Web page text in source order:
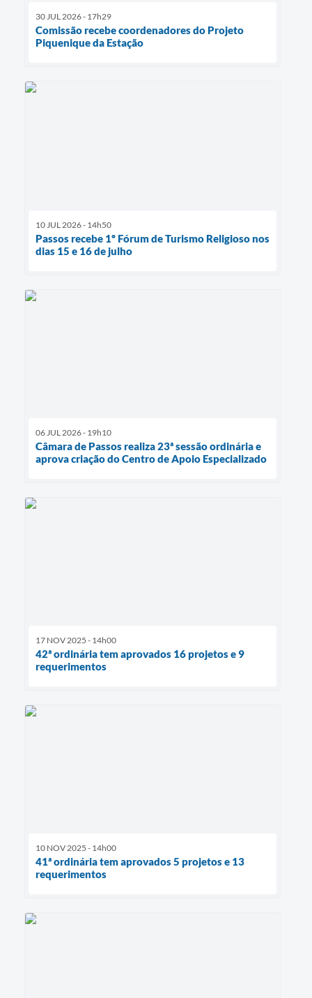
30 JUL 2026 - 17h29
Comissão recebe coordenadores do Projeto
Piquenique da Estação
10 JUL 2026 - 14h50
Passos recebe 1º Fórum de Turismo Religioso nos
dias 15 e 16 de julho
06 JUL 2026 - 19h10
Câmara de Passos realiza 23ª sessão ordinária e
aprova criação do Centro de Apoio Especializado
17 NOV 2025 - 14h00
42ª ordinária tem aprovados 16 projetos e 9
requerimentos
10 NOV 2025 - 14h00
41ª ordinária tem aprovados 5 projetos e 13
requerimentos